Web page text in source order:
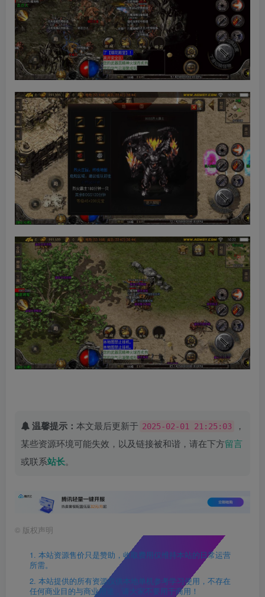
温馨提示： 本文最后更新于 2025-02-01 21:25:03
，
某些资源环境可能失效，以及链接被和谐，请在下方留言
或联系站长。
© 版权声明
1. 本站资源售价只是赞助，收取费用仅维持本站的日常运营
所需。
2. 本站提供的所有资源仅供本地单机参考学习使用，不存在
任何商业目的与商业用途，请大家不要用于商用！